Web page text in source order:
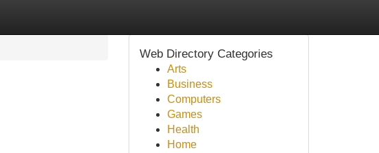
Web Directory Categories
Arts
Business
Computers
Games
Health
Home